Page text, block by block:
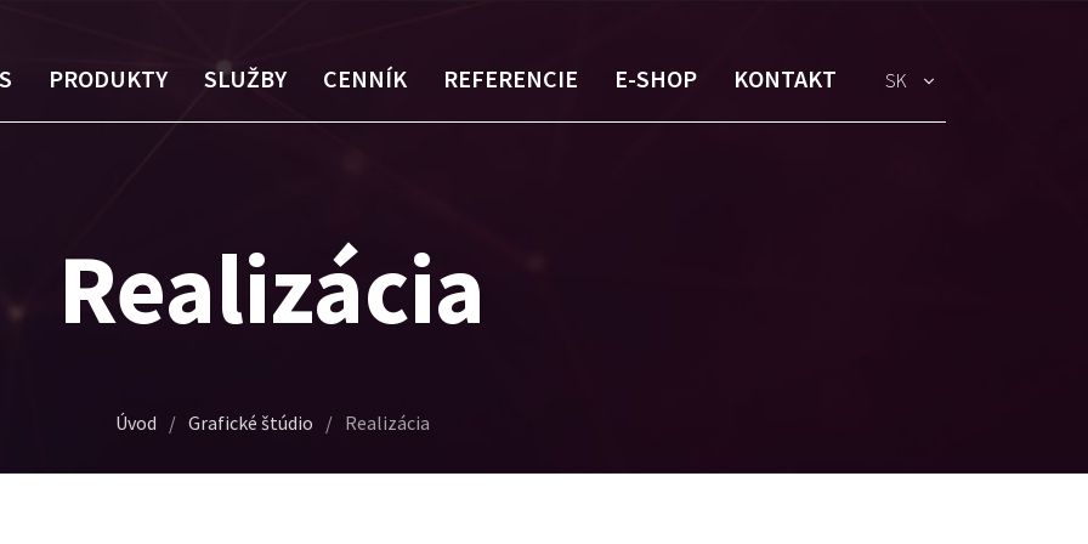
PRODUKTY SLUŽBY CENNÍK REFERENCIE E-SHOP KONTAKT SK
Realizácia
Úvod / Grafické štúdio / Realizácia